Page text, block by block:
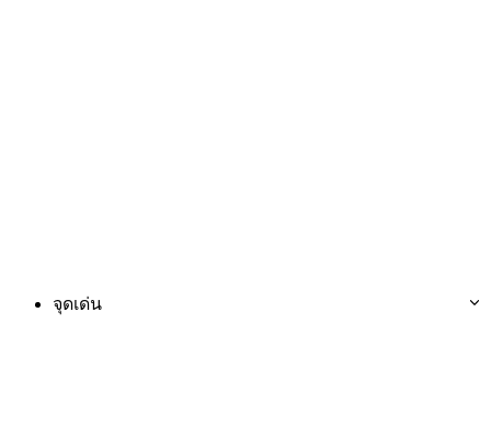
จุดเด่น